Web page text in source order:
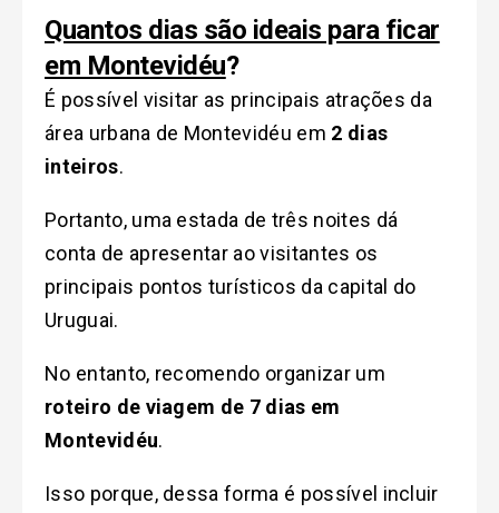
Quantos dias são ideais para ficar
em Montevidéu?
É possível visitar as principais atrações da
área urbana de Montevidéu em 2 dias
inteiros.
Portanto, uma estada de três noites dá
conta de apresentar ao visitantes os
principais pontos turísticos da capital do
Uruguai.
No entanto, recomendo organizar um
roteiro de viagem de 7 dias em
Montevidéu.
Isso porque, dessa forma é possível incluir